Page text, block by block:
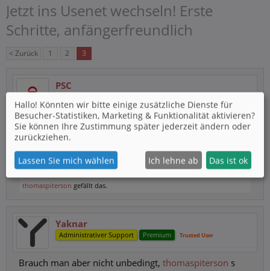
Jetzt ins Usenet wechseln! Erste
Schritte, anfängerfreundlich
< Zurück 1 2 3
PSC
PSC-Annahme nicht mehr möglich
Premium Trusted User Beta-Tester PSC Annahmestelle
Habs mir jetzt extra installiert
1 Februar 2023
thomaspiterson gefällt das.
Yaknar
Administrativer Support Premium Trusted User
Brauch man aber nicht unbedingt, thomaspiterson s
Hallo! Könnten wir bitte einige zusätzliche Dienste für
Besucher-Statistiken, Marketing & Funktionalität aktivieren?
Sie können Ihre Zustimmung später jederzeit ändern oder
zurückziehen.
Lassen Sie mich wählen Ich lehne ab Das ist ok